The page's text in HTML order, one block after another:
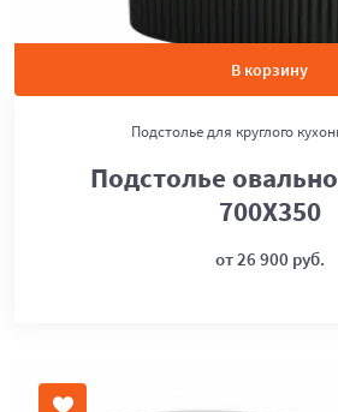
В корзину
Подстолье для круглого
Подстолье
700Х350
от 26 900 руб.